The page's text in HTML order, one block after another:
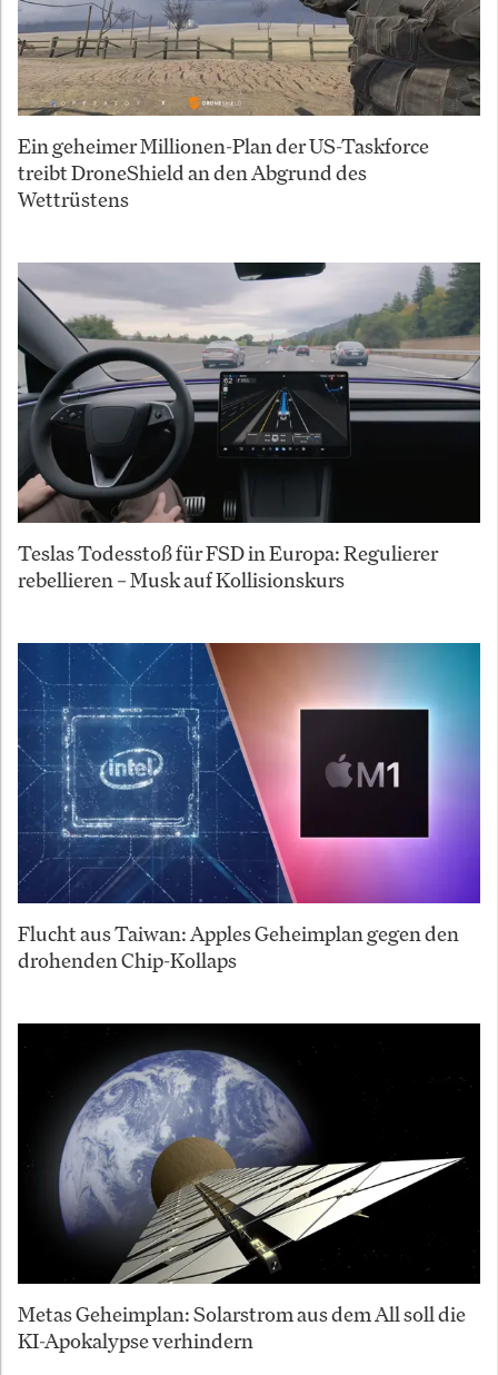
Ein geheimer Millionen-Plan der US-Taskforce
treibt DroneShield an den Abgrund des
Wettrüstens
Teslas Todesstoß für FSD in Europa: Regulierer
rebellieren – Musk auf Kollisionskurs
Flucht aus Taiwan: Apples Geheimplan gegen den
drohenden Chip-Kollaps
Metas Geheimplan: Solarstrom aus dem All soll die
KI-Apokalypse verhindern